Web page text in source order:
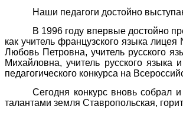
Наши педагоги достойно
В 1996 году впервые достойно
как учитель французского языка
Любовь Петровна, учитель русского
Михайловна, учитель русского
педагогического конкурса на
Сегодня конкурс вновь собрал
талантами земля Ставропольская,